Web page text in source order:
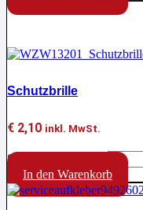
Aktion !
Schutzbrille
€ 2,10 inkl. MwSt.
Schutzbrille Menge
In den Warenkorb